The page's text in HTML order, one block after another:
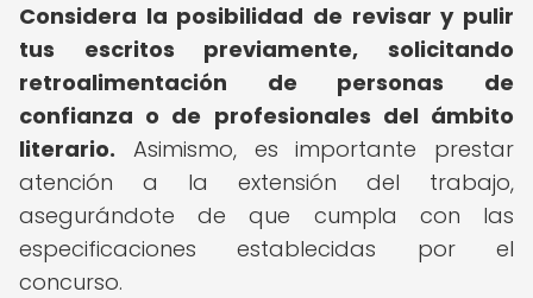
Considera la posibilidad de revisar y pulir
tus escritos previamente, solicitando
retroalimentación de personas de
confianza o de profesionales del ámbito
literario. Asimismo, es importante prestar
atención a la extensión del trabajo,
asegurándote de que cumpla con las
especificaciones establecidas por el
concurso.